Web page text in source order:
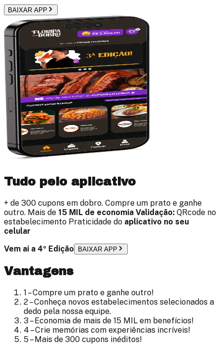
BAIXAR APP
Tudo pelo aplicativo
+ de 300 cupons em dobro. Compre um prato e ganhe
outro. Mais de 15 MIL de economia Validação: QRcode no
estabelecimento Praticidade do aplicativo no seu
celular
Vem ai a 4º Edição
BAIXAR APP
Vantagens
1 – Compre um prato e ganhe outro!
2 – Conheça novos estabelecimentos selecionados a
dedo pela nossa equipe.
3 – Economia de mais de 15 MIL em benefícios!
4 – Crie memórias com experiências incríveis!
5 – Mais de 300 cupons inéditos!